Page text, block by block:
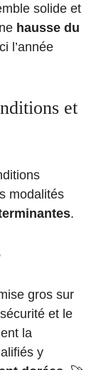
solide et
hausse du
l’année
et
modalités
.
gros sur
et le
la
y